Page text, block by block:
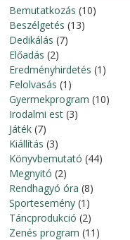
Bemutatkozás (10)
Beszélgetés (13)
Dedikálás (7)
Előadás (2)
Eredményhirdetés (1)
Felolvasás (1)
Gyermekprogram (10)
Irodalmi est (3)
Játék (7)
Kiállítás (3)
Könyvbemutató (44)
Megnyitó (2)
Rendhagyó óra (8)
Sportesemény (1)
Táncprodukció (2)
Zenés program (11)